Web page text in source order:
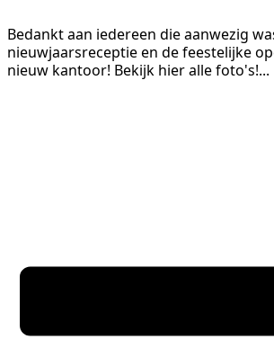
Bedankt aan iedereen die aanwezig
nieuwjaarsreceptie en de feestelijke
nieuw kantoor! Bekijk hier alle foto's!...